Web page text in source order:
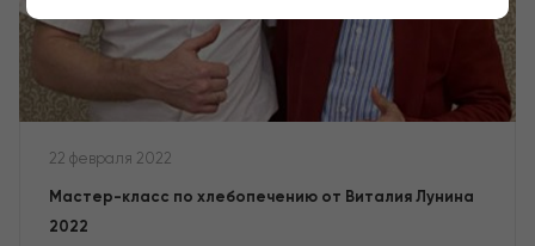
22 февраля 2022
Мастер-класс по хлебопечению от Виталия Лунина
2022